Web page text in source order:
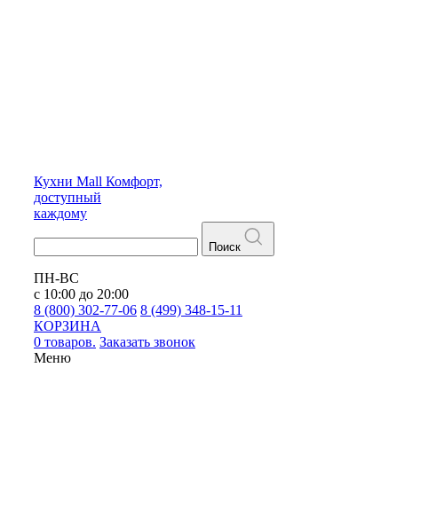
Кухни Mall Комфорт,
доступный
каждому
Поиск
ПН-ВС
с 10:00 до 20:00
8 (800) 302-77-06 8 (499) 348-15-11
КОРЗИНА
0 товаров. Заказать звонок
Меню